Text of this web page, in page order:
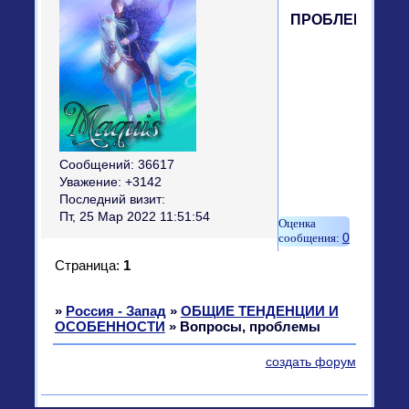
Сообщений: 36617
Уважение: +3142
Последний визит:
Пт, 25 Мар 2022 11:51:54
ПРОБЛЕМЫ
0
Страница: 1
» Россия - Запад » ОБЩИЕ ТЕНДЕНЦИИ И
ОСОБЕННОСТИ » Вопросы, проблемы
создать форум